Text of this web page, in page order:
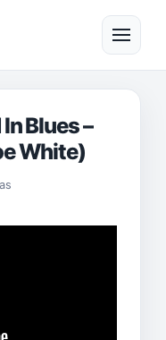
메뉴
Blues –
White)